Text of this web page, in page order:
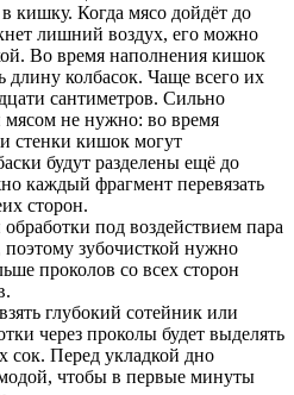
кишку. Когда мясо дойдёт до
лишний воздух, его можно
Во время наполнения кишок
длину колбасок. Чаще всего их
сантиметров. Сильно
не нужно: во время
стенки кишок могут
будут разделены ещё до
каждый фрагмент перевязать
сторон.
под воздействием пара
зубочисткой нужно
проколов со всех сторон
глубокий сотейник или
через проколы будет выделять
сок. Перед укладкой дно
чтобы в первые минуты